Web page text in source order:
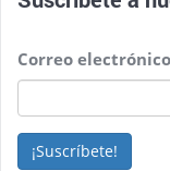
Correo electrónico
¡Suscríbete!